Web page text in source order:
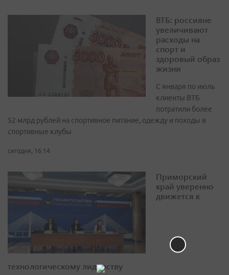
ВТБ: россияне
увеличивают
расходы на
спорт и
здоровый образ
жизни
С января по июль
клиенты ВТБ
потратили более
52 млрд рублей на спортивное питание, одежду и походы в
спортивные клубы
сегодня, 16:14
Приморский
край уверенно
движется к
технологическому лидерству